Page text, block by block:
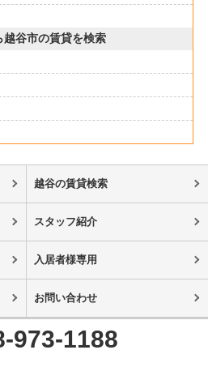
越谷市の賃貸を検索
越谷の賃貸検索
スタッフ紹介
入居者様専用
お問い合わせ
973-1188